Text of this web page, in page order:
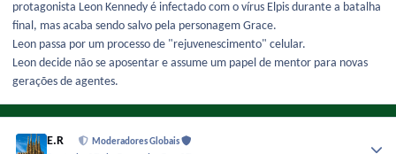
protagonista Leon Kennedy é infectado com o vírus Elpis durante a batalha
final, mas acaba sendo salvo pela personagem Grace.
Leon passa por um processo de "rejuvenescimento" celular.
Leon decide não se aposentar e assume um papel de mentor para novas
gerações de agentes.
E.R Moderadores Globais